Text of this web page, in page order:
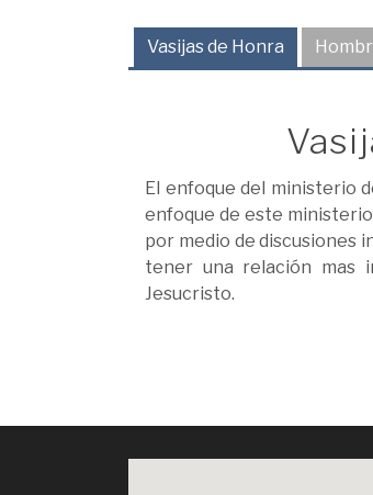
Vasijas de Honra
El enfoque del ministerio
enfoque de este
por medio de discusiones
tener una relación mas
Jesucristo.